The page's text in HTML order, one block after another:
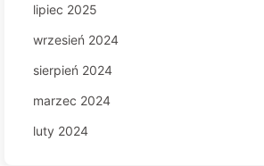
lipiec 2025
wrzesień 2024
sierpień 2024
marzec 2024
luty 2024